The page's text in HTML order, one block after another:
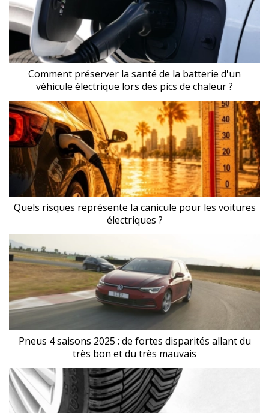
Comment préserver la santé de la batterie d'un
véhicule électrique lors des pics de chaleur ?
Quels risques représente la canicule pour les voitures
électriques ?
Pneus 4 saisons 2025 : de fortes disparités allant du
très bon et du très mauvais